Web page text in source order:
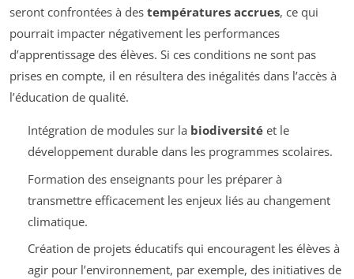
seront confrontées à des températures accrues, ce qui
pourrait impacter négativement les performances
d’apprentissage des élèves. Si ces conditions ne sont pas
prises en compte, il en résultera des inégalités dans l’accès à
l’éducation de qualité.
Intégration de modules sur la biodiversitéet le
développement durable dans les programmes scolaires.
Formation des enseignants pour les préparer à
transmettre efficacement les enjeux liés au changement
climatique.
Création de projets éducatifs qui encouragent les élèves à
agir pour l’environnement, par exemple, des initiatives de